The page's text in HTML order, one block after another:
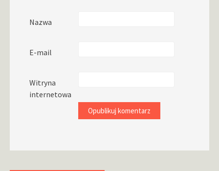
Nazwa
E-mail
Witryna
internetowa